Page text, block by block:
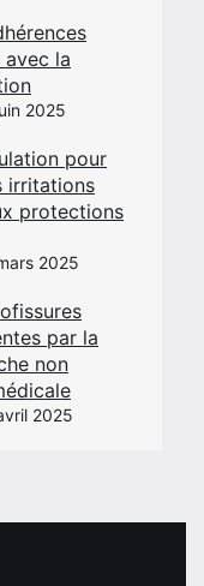
la
2025
pour
irritations
protections
2025
par la
non
2025